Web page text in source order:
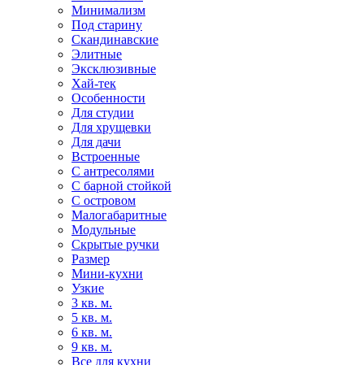
Минимализм
Под старину
Скандинавские
Элитные
Эксклюзивные
Хай-тек
Особенности
Для студии
Для хрущевки
Для дачи
Встроенные
С антресолями
С барной стойкой
С островом
Малогабаритные
Модульные
Скрытые ручки
Размер
Мини-кухни
Узкие
3 кв. м.
5 кв. м.
6 кв. м.
9 кв. м.
Все для кухни